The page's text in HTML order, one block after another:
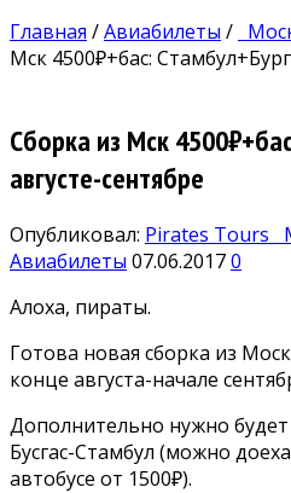
Главная /Авиабилеты /
Мск 4500₽+бас:
Сборка из Мск
августе-сентябре
Опубликовал: Pirates Tours
Авиабилеты 07.06.20170
Алоха, пираты.
Готова новая сборка из
конце августа-начале
Дополнительно нужно
Бусгас-Стамбул (можно
автобусе от 1500₽).